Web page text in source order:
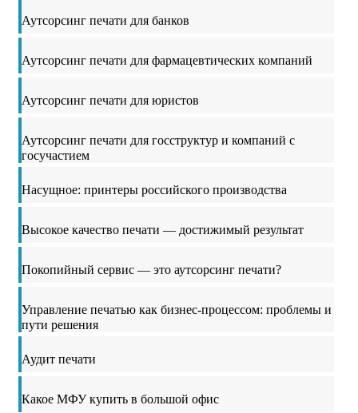
Аутсорсинг печати для банков
Аутсорсинг печати для фармацевтических компаний
Аутсорсинг печати для юристов
Аутсорсинг печати для госструктур и компаний с
госучастием
Насущное: принтеры российского производства
Высокое качество печати — достижимый результат
Покопийный сервис — это аутсорсинг печати?
Управление печатью как бизнес-процессом: проблемы и
пути решения
Аудит печати
Какое МФУ купить в большой офис